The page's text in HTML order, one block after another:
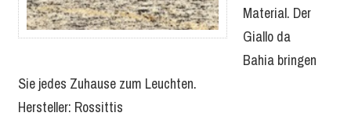
Material. Der
Giallo da
Bahia bringen
Sie jedes Zuhause zum Leuchten.
Hersteller: Rossittis